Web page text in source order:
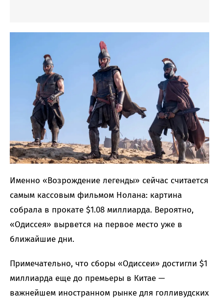
Именно «Возрождение легенды» сейчас считается
самым кассовым фильмом Нолана: картина
собрала в прокате $1.08 миллиарда. Вероятно,
«Одиссея» вырвется на первое место уже в
ближайшие дни.
Примечательно, что сборы «Одиссеи» достигли $1
миллиарда еще до премьеры в Китае —
важнейшем иностранном рынке для голливудских